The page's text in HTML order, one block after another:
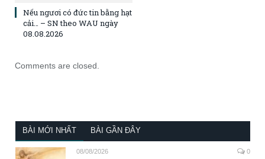
Nếu ngươi có đức tin bằng hạt
cải… – SN theo WAU ngày
08.08.2026
Comments are closed.
BÀI MỚI NHẤT BÀI GẦN ĐÂY
08/08/2026 0